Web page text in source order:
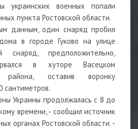
украинских военных попали
пункта Ростовской области.
данным, один снаряд пробил
в городе Гуково на улице
снаряд, предположительно,
в хуторе Васецком
района, оставив воронку
сантиметров.
Украины продолжалась с 8 до
времени, - сообщил источник
органах Ростовской области. -